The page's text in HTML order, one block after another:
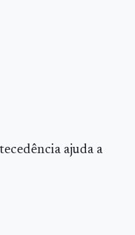
ajuda a